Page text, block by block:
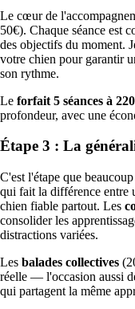
Le cœur de
50€). Chaque séance est
des objectifs du moment.
votre chien pour garantir
son rythme.
Le forfait 5 séances à
profondeur, avec une
Étape 3 : La
C'est l'étape que
qui fait la différence entre
chien fiable partout. Les
consolider les
distractions variées.
Les balades collectives
réelle — l'occasion aussi
qui partagent la même